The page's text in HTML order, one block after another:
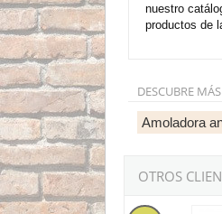
nuestro
productos de
DESCUBRE
Amoladora
OTROS
Amoladora